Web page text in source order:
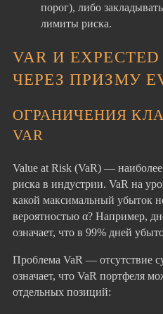
порог), либо
лимиты риска.
VAR И
ЧЕРЕЗ ПРИЗМУ
ОГРАНИЧЕНИЯ
VAR
Value at Risk (VaR) —
риска в индустрии. VaR на
какой максимальный убыток
вероятностью α? Например,
означает, что в 99% дней
Проблема VaR — отсутствие
означает, что VaR портфеля
отдельных позиций: